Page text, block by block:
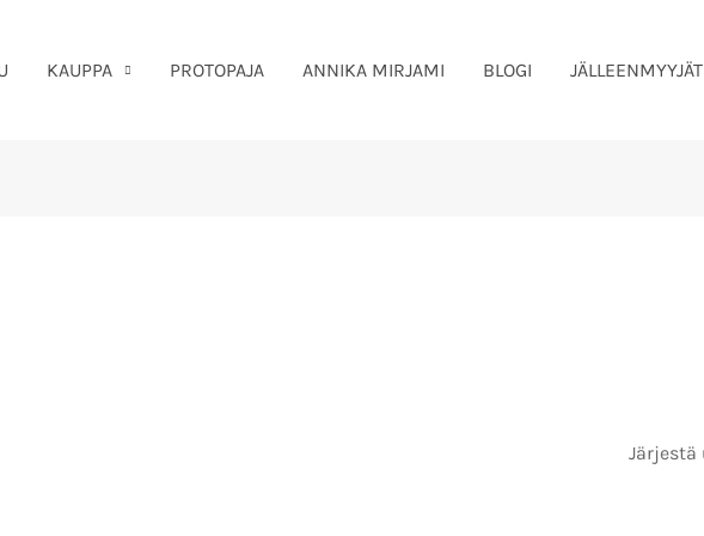
KAUPPA PROTOPAJA ANNIKA MIRJAMI BLOGI JÄLLEENMYYJÄT